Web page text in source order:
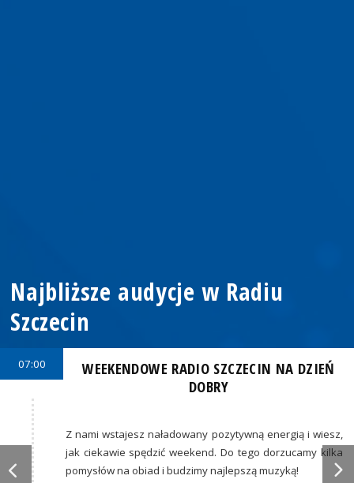
Najbliższe audycje w Radiu
Szczecin
07:00
WEEKENDOWE RADIO SZCZECIN NA DZIEŃ
DOBRY
Z nami wstajesz naładowany pozytywną energią i wiesz,
jak ciekawie spędzić weekend. Do tego dorzucamy kilka
pomysłów na obiad i budzimy najlepszą muzyką!